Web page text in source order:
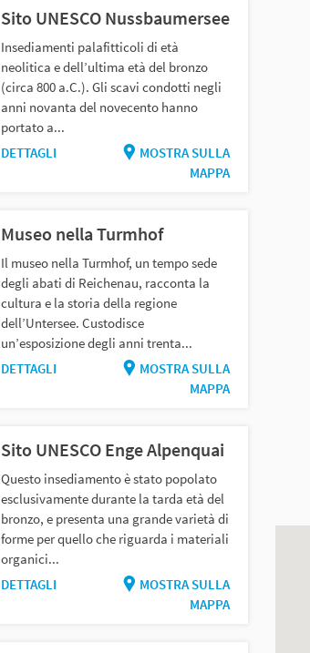
Sito UNESCO Nussbaumersee
Insediamenti palafitticoli di età
neolitica e dell’ultima età del bronzo
(circa 800 a.C.). Gli scavi condotti negli
anni novanta del novecento hanno
portato a...
DETTAGLI
MOSTRA SULLA
MAPPA
Museo nella Turmhof
Il museo nella Turmhof, un tempo sede
degli abati di Reichenau, racconta la
cultura e la storia della regione
dell’Untersee. Custodisce
un’esposizione degli anni trenta...
DETTAGLI
MOSTRA SULLA
MAPPA
Sito UNESCO Enge Alpenquai
Questo insediamento è stato popolato
esclusivamente durante la tarda età del
bronzo, e presenta una grande varietà di
forme per quello che riguarda i materiali
organici...
DETTAGLI
MOSTRA SULLA
MAPPA